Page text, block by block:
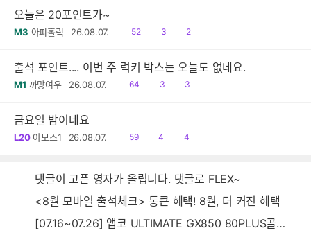
오늘은 20포인트가~
M3 아피홀릭 26.08.07.
읽
52
공
3
댓
2
출석 포인트.... 이번 주 럭키 박스는 오늘도 없네요.
M1 까망여우 26.08.07.
읽
64
공
3
댓
3
금요일 밤이네요
L20 아모스1 26.08.07.
읽
59
공
4
댓
4
댓글이 고픈 영자가 올립니다. 댓글로 FLEX~
<8월 모바일 출석체크> 통큰 혜택! 8월, 더 커진 혜택
[07.16~07.26] 앱코 ULTIMATE GX850 80PLUS골드 풀모듈러 ATX3.0 블랙